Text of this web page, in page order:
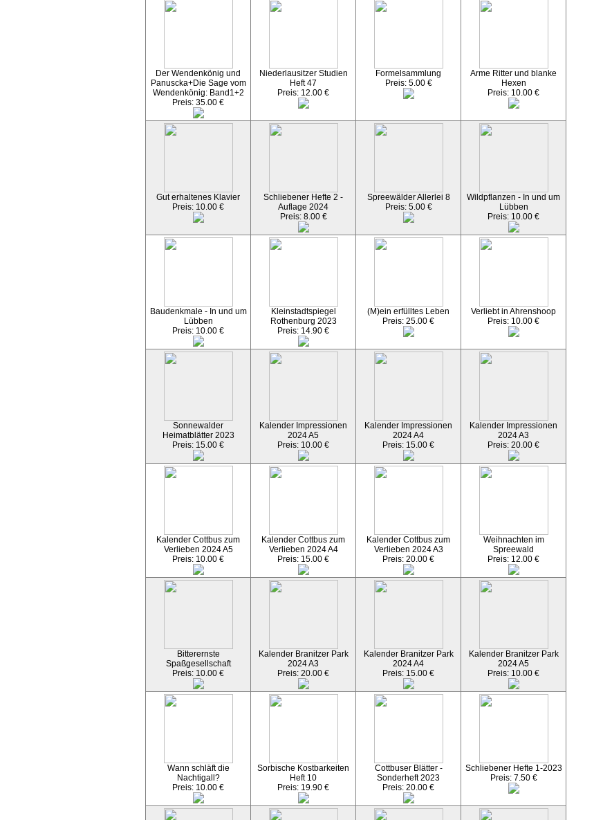
Der Wendenkönig und
Panuscka+Die Sage vom
Wendenkönig: Band1+2
Preis: 35.00 €
Niederlausitzer Studien
Heft 47
Preis: 12.00 €
Formelsammlung
Preis: 5.00 €
Arme Ritter und blanke
Hexen
Preis: 10.00 €
Gut erhaltenes Klavier
Preis: 10.00 €
Schliebener Hefte 2 -
Auflage 2024
Preis: 8.00 €
Spreewälder Allerlei 8
Preis: 5.00 €
Wildpflanzen - In und um
Lübben
Preis: 10.00 €
Baudenkmale - In und um
Lübben
Preis: 10.00 €
Kleinstadtspiegel
Rothenburg 2023
Preis: 14.90 €
(M)ein erfülltes Leben
Preis: 25.00 €
Verliebt in Ahrenshoop
Preis: 10.00 €
Sonnewalder
Heimatblätter 2023
Preis: 15.00 €
Kalender Impressionen
2024 A5
Preis: 10.00 €
Kalender Impressionen
2024 A4
Preis: 15.00 €
Kalender Impressionen
2024 A3
Preis: 20.00 €
Kalender Cottbus zum
Verlieben 2024 A5
Preis: 10.00 €
Kalender Cottbus zum
Verlieben 2024 A4
Preis: 15.00 €
Kalender Cottbus zum
Verlieben 2024 A3
Preis: 20.00 €
Weihnachten im
Spreewald
Preis: 12.00 €
Bitterernste
Spaßgesellschaft
Preis: 10.00 €
Kalender Branitzer Park
2024 A3
Preis: 20.00 €
Kalender Branitzer Park
2024 A4
Preis: 15.00 €
Kalender Branitzer Park
2024 A5
Preis: 10.00 €
Wann schläft die
Nachtigall?
Preis: 10.00 €
Sorbische Kostbarkeiten
Heft 10
Preis: 19.90 €
Cottbuser Blätter -
Sonderheft 2023
Preis: 20.00 €
Schliebener Hefte 1-2023
Preis: 7.50 €